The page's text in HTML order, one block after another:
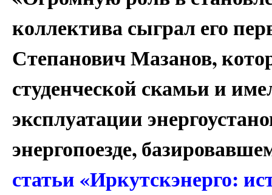
коллектива сыграл его
Степанович Мазанов,
студенческой скамьи и
эксплуатации
энергопоезде,
статьи «Иркутскэнерго: